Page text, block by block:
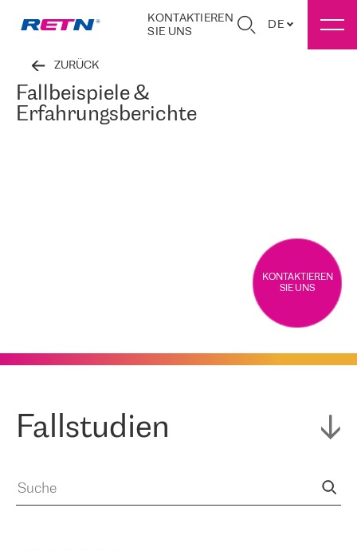
KONTAKTIEREN
SIE UNS
DE
ZURÜCK
Fallbeispiele &
Erfahrungsberichte
KONTAKTIEREN
SIE UNS
Fallstudien